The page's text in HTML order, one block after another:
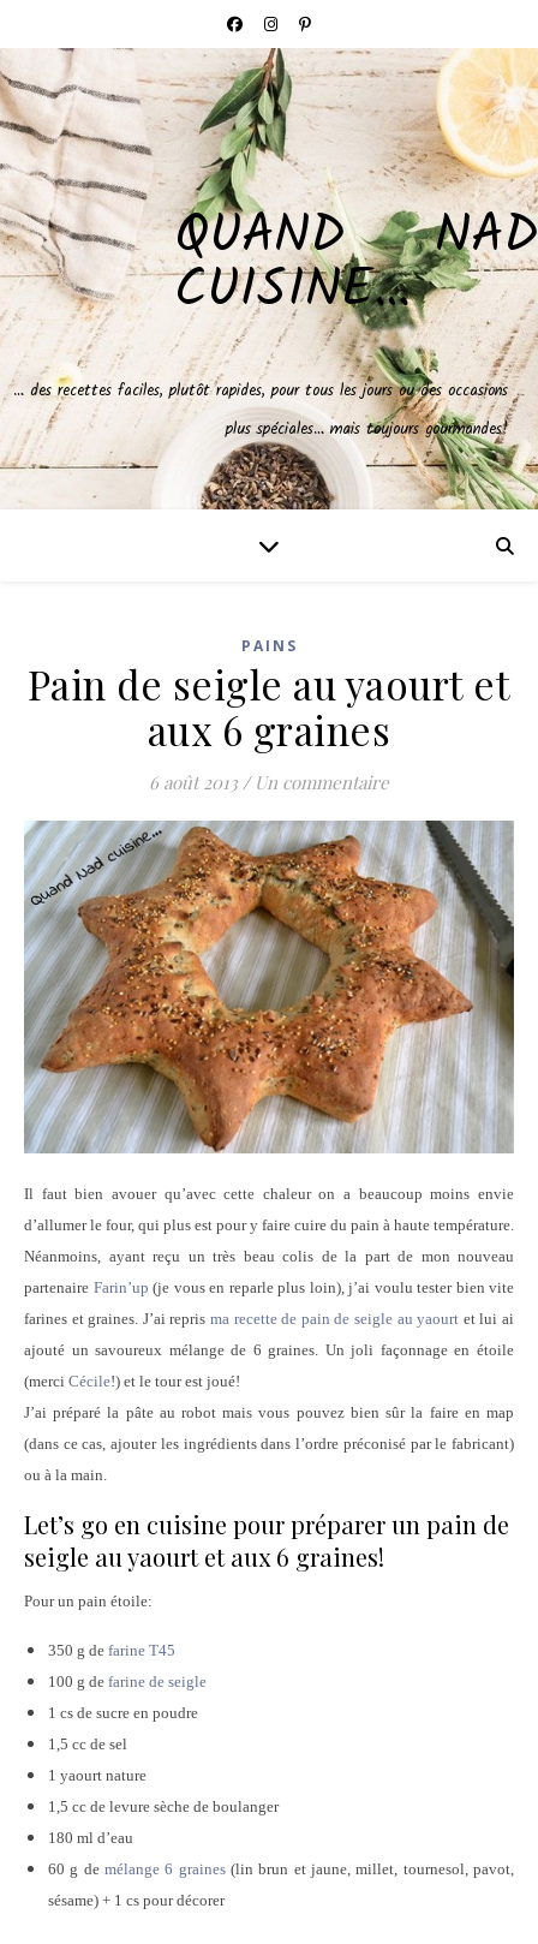
QUAND NAD
CUISINE…
… des recettes faciles, plutôt rapides, pour tous les jours ou des occasions
plus spéciales… mais toujours gourmandes!
PAINS
Pain de seigle au yaourt et
aux 6 graines
6 août 2013 / Un commentaire
Il faut bien avouer qu’avec cette chaleur on a beaucoup moins envie
d’allumer le four, qui plus est pour y faire cuire du pain à haute température.
Néanmoins, ayant reçu un très beau colis de la part de mon nouveau
partenaire Farin’up (je vous en reparle plus loin), j’ai voulu tester bien vite
farines et graines. J’ai repris ma recette de pain de seigle au yaourt et lui ai
ajouté un savoureux mélange de 6 graines. Un joli façonnage en étoile
(merci Cécile!) et le tour est joué!
J’ai préparé la pâte au robot mais vous pouvez bien sûr la faire en map
(dans ce cas, ajouter les ingrédients dans l’ordre préconisé par le fabricant)
ou à la main.
Let’s go en cuisine pour préparer un pain de
seigle au yaourt et aux 6 graines!
Pour un pain étoile:
350 g de farine T45
100 g de farine de seigle
1 cs de sucre en poudre
1,5 cc de sel
1 yaourt nature
1,5 cc de levure sèche de boulanger
180 ml d’eau
60 g de mélange 6 graines(lin brun et jaune, millet, tournesol, pavot,
sésame) + 1 cs pour décorer